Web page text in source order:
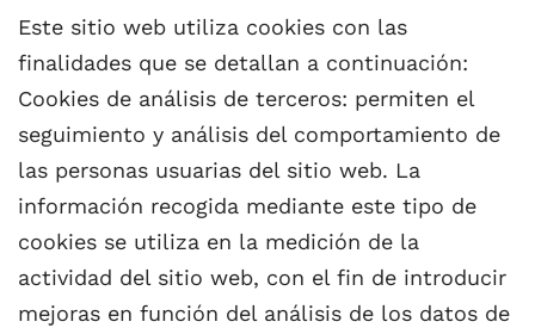
Este sitio web utiliza cookies con las
finalidades que se detallan a continuación:
Cookies de análisis de terceros: permiten el
seguimiento y análisis del comportamiento de
las personas usuarias del sitio web. La
información recogida mediante este tipo de
cookies se utiliza en la medición de la
actividad del sitio web, con el fin de introducir
mejoras en función del análisis de los datos de